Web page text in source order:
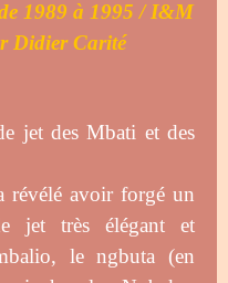
1989 à 1995 / I&M
Didier Carité
jet des Mbati et des
révélé avoir forgé un
jet très élégant et
le ngbuta (en